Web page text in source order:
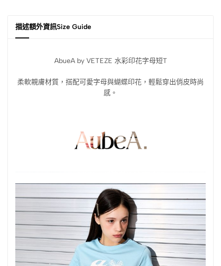
描述額外資訊Size Guide
AbueA by VETEZE 水彩印花字母短T
柔軟親膚材質，搭配可愛字母與蝴蝶印花，輕鬆穿出俏皮時尚
感。